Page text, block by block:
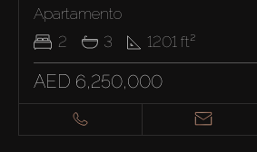
Apartamento
2
3 1201 ft²
AED 6,250,000